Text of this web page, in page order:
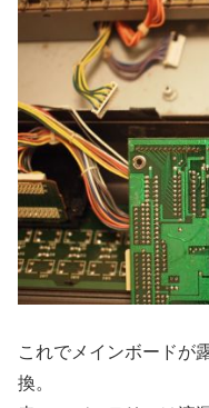
これでメインボードが
換。